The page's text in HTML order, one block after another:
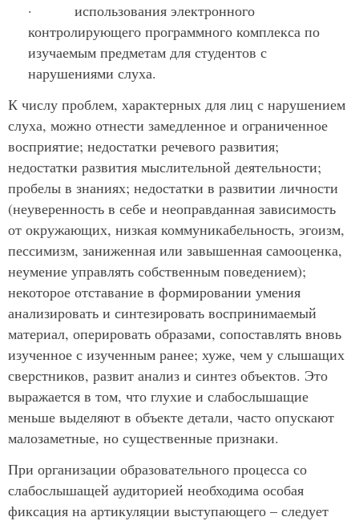
· использования электронного
контролирующего программного комплекса по
изучаемым предметам для студентов с
нарушениями слуха.
К числу проблем, характерных для лиц с нарушением
слуха, можно отнести замедленное и ограниченное
восприятие; недостатки речевого развития;
недостатки развития мыслительной деятельности;
пробелы в знаниях; недостатки в развитии личности
(неуверенность в себе и неоправданная зависимость
от окружающих, низкая коммуникабельность, эгоизм,
пессимизм, заниженная или завышенная самооценка,
неумение управлять собственным поведением);
некоторое отставание в формировании умения
анализировать и синтезировать воспринимаемый
материал, оперировать образами, сопоставлять вновь
изученное с изученным ранее; хуже, чем у слышащих
сверстников, развит анализ и синтез объектов. Это
выражается в том, что глухие и слабослышащие
меньше выделяют в объекте детали, часто опускают
малозаметные, но существенные признаки.
При организации образовательного процесса со
слабослышащей аудиторией необходима особая
фиксация на артикуляции выступающего – следует